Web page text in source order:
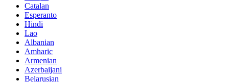
Catalan
Esperanto
Hindi
Lao
Albanian
Amharic
Armenian
Azerbaijani
Belarusian